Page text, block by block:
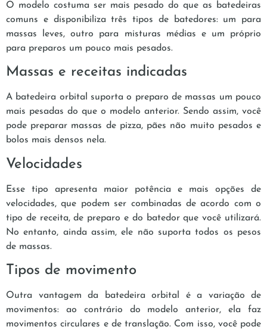
O modelo costuma ser mais pesado do que as batedeiras
comuns e disponibiliza três tipos de batedores: um para
massas leves, outro para misturas médias e um próprio
para preparos um pouco mais pesados.
Massas e receitas indicadas
A batedeira orbital suporta o preparo de massas um pouco
mais pesadas do que o modelo anterior. Sendo assim, você
pode preparar massas de pizza, pães não muito pesados e
bolos mais densos nela.
Velocidades
Esse tipo apresenta maior potência e mais opções de
velocidades, que podem ser combinadas de acordo com o
tipo de receita, de preparo e do batedor que você utilizará.
No entanto, ainda assim, ele não suporta todos os pesos
de massas.
Tipos de movimento
Outra vantagem da batedeira orbital é a variação de
movimentos: ao contrário do modelo anterior, ela faz
movimentos circulares e de translação. Com isso, você pode